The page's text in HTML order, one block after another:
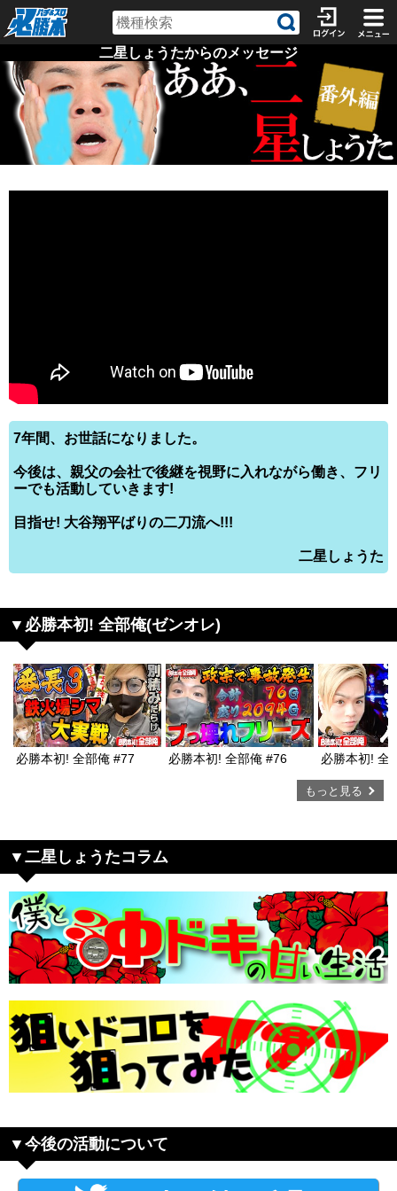
二星しょうたからのメッセージ
7年間、お世話になりました。
今後は、親父の会社で後継を視野に入れながら働き、フリ
ーでも活動していきます!
目指せ! 大谷翔平ばりの二刀流へ!!!
二星しょうた
必勝本初! 全部俺(ゼンオレ)
必勝本初! 全部俺 #77 必勝本初! 全部俺 #76 必勝本初! 全
もっと見る
二星しょうたコラム
今後の活動について